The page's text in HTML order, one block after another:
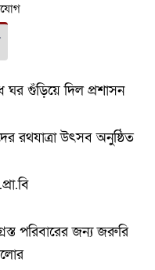
ঘর গুঁড়িয়ে দিল প্রশাসন
রথযাত্রা উৎসব অনুষ্ঠিত
পরিবারের জন্য জরুরি